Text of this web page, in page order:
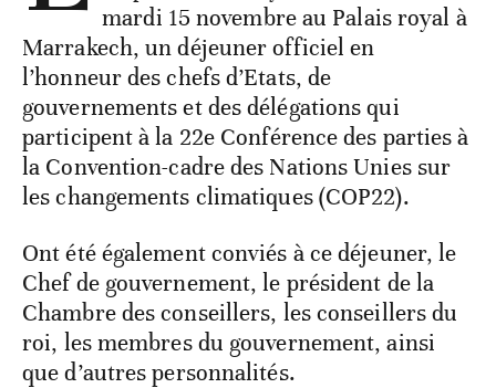
mardi 15 novembre au Palais royal à
Marrakech, un déjeuner officiel en
l’honneur des chefs d’Etats, de
gouvernements et des délégations qui
participent à la 22e Conférence des parties à
la Convention-cadre des Nations Unies sur
les changements climatiques (COP22).
Ont été également conviés à ce déjeuner, le
Chef de gouvernement, le président de la
Chambre des conseillers, les conseillers du
roi, les membres du gouvernement, ainsi
que d’autres personnalités.